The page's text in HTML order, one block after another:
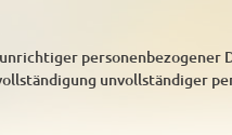
personenbezogener
unvollständiger